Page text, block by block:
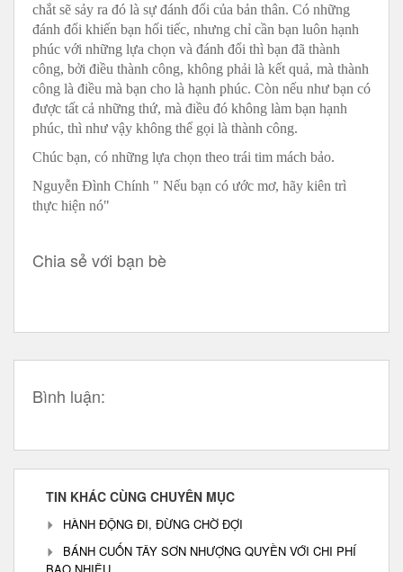
chắt sẽ sảy ra đó là sự đánh đổi của bản thân. Có những
đánh đổi khiến bạn hối tiếc, nhưng chỉ cần bạn luôn hạnh
phúc với những lựa chọn và đánh đổi thì bạn đã thành
công, bởi điều thành công, không phải là kết quả, mà thành
công là điều mà bạn cho là hạnh phúc. Còn nếu như bạn có
được tất cả những thứ, mà điều đó không làm bạn hạnh
phúc, thì như vậy không thể gọi là thành công.
Chúc bạn, có những lựa chọn theo trái tim mách bảo.
Nguyễn Đình Chính " Nếu bạn có ước mơ, hãy kiên trì
thực hiện nó"
Chia sẻ với bạn bè
Bình luận:
TIN KHÁC CÙNG CHUYÊN MỤC
HÀNH ĐỘNG ĐI, ĐỪNG CHỜ ĐỢI
BÁNH CUỐN TÂY SƠN NHƯỢNG QUYỀN VỚI CHI PHÍ
BAO NHIÊU